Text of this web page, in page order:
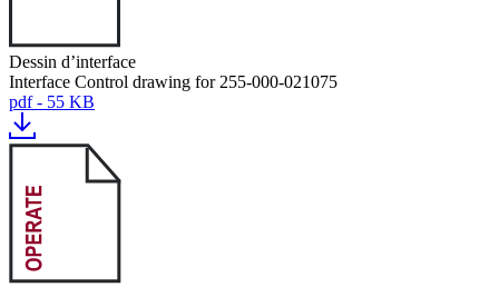
Dessin d’interface
Interface Control drawing for 255-000-021075
pdf - 55 KB